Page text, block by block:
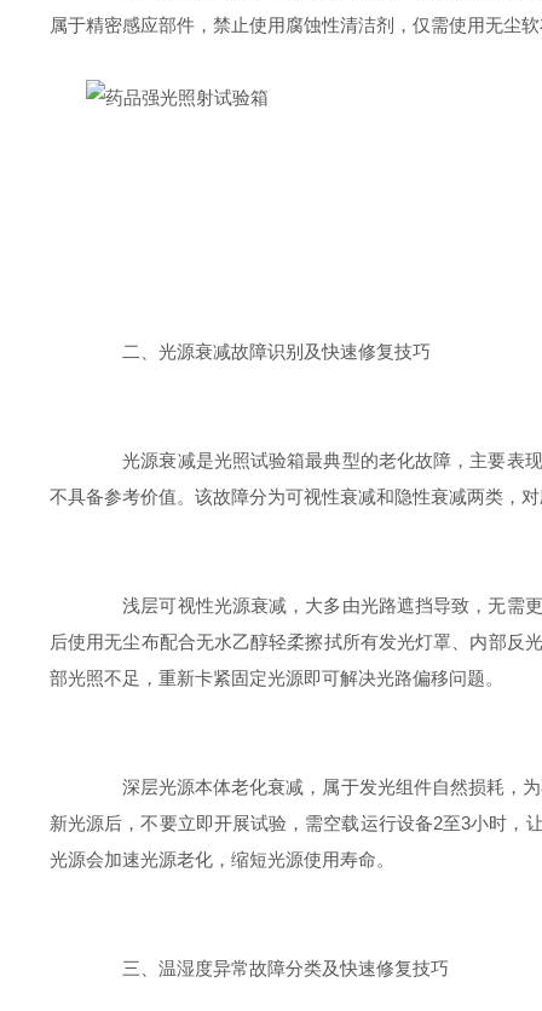
属于精密感应部件，禁止使用腐蚀性清洁剂，仅需使用无尘
二、光源衰减故障识别及快速修复技巧
光源衰减是光照试验箱最典型的老化故障，主要表现
不具备参考价值。该故障分为可视性衰减和隐性衰减两类，
浅层可视性光源衰减，大多由光路遮挡导致，无需更
后使用无尘布配合无水乙醇轻柔擦拭所有发光灯罩、内部反
部光照不足，重新卡紧固定光源即可解决光路偏移问题。
深层光源本体老化衰减，属于发光组件自然损耗，为
新光源后，不要立即开展试验，需空载运行设备2至3小时，
光源会加速光源老化，缩短光源使用寿命。
三、温湿度异常故障分类及快速修复技巧